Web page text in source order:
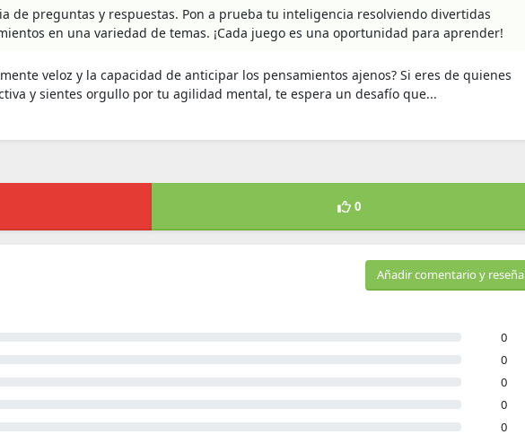
de preguntas y respuestas. Pon a prueba tu inteligencia resolviendo divertidas
en una variedad de temas. ¡Cada juego es una oportunidad para aprender!
veloz y la capacidad de anticipar los pensamientos ajenos? Si eres de quienes
y sientes orgullo por tu agilidad mental, te espera un desafío que...
0
Añadir comentario y reseña
0
0
0
0
0